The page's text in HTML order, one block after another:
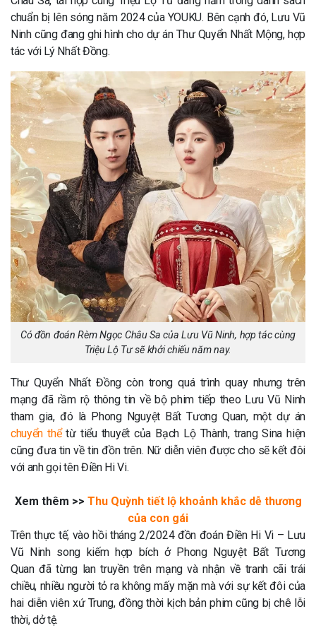
chuẩn bị lên sóng năm 2024 của YOUKU. Bên cạnh đó, Lưu Vũ
Ninh cũng đang ghi hình cho dự án Thư Quyển Nhất Mộng, hợp
tác với Lý Nhất Đồng.
Có đồn đoán Rèm Ngọc Châu Sa của Lưu Vũ Ninh, hợp tác cùng
Triệu Lộ Tư sẽ khởi chiếu năm nay.
Thư Quyển Nhất Đồng còn trong quá trình quay nhưng trên
mạng đã rầm rộ thông tin về bộ phim tiếp theo Lưu Vũ Ninh
tham gia, đó là Phong Nguyệt Bất Tương Quan, một dự án
chuyển thểtừ tiểu thuyết của Bạch Lộ Thành, trang Sina hiện
cũng đưa tin về tin đồn trên. Nữ diễn viên được cho sẽ kết đôi
với anh gọi tên Điền Hi Vi.
Xem thêm >> Thu Quỳnh tiết lộ khoảnh khắc dễ thương
của con gái
Trên thực tế, vào hồi tháng 2/2024 đồn đoán Điền Hi Vi – Lưu
Vũ Ninh song kiếm hợp bích ở Phong Nguyệt Bất Tương
Quan đã từng lan truyền trên mạng và nhận về tranh cãi trái
chiều, nhiều người tỏ ra không mấy mặn mà với sự kết đôi của
hai diễn viên xứ Trung, đồng thời kịch bản phim cũng bị chê lỗi
thời, dở tệ.